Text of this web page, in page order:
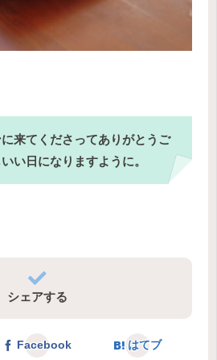
来てくださってありがとうご
い日になりますように。
シェアする
Facebook はてブ